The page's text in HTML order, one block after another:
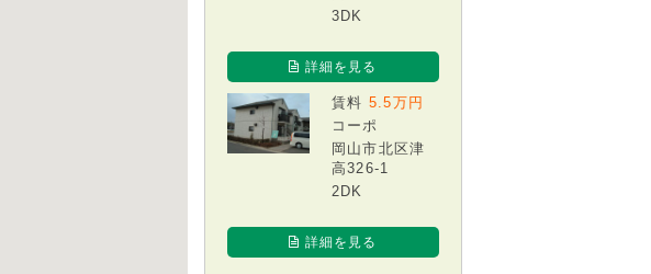
3DK
詳細を見る
賃料 5.5万円
コーポ
岡山市北区津
高326-1
2DK
詳細を見る